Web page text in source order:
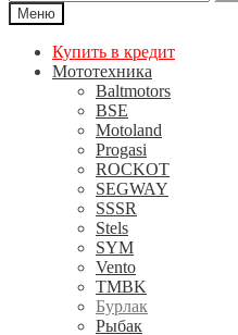
Меню
Купить в кредит
Мототехника
Baltmotors
BSE
Motoland
Progasi
ROCKOT
SEGWAY
SSSR
Stels
SYM
Vento
TMBK
Бурлак
Рыбак